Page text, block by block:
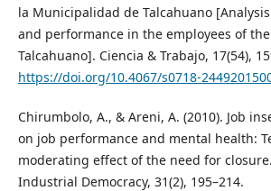
la Municipalidad de Talcahuano
and performance in the employees of
Talcahuano]. Ciencia & Trabajo, 17(54),
https://doi.org/10.4067/s0718-
Chirumbolo, A., & Areni, A. (2010). Job
on job performance and mental health:
moderating effect of the need for
Industrial Democracy, 31(2), 195–214.